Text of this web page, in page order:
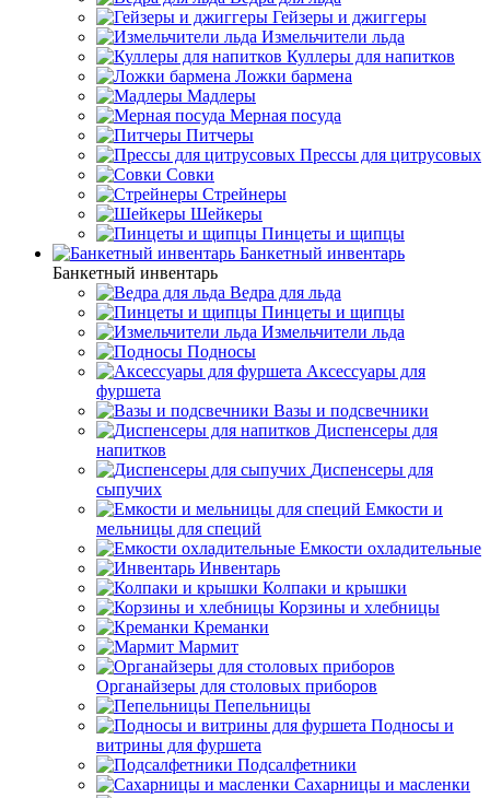
Гейзеры и джиггеры
Измельчители льда
Куллеры для напитков
Ложки бармена
Мадлеры
Мерная посуда
Питчеры
Прессы для цитрусовых
Совки
Стрейнеры
Шейкеры
Пинцеты и щипцы
Банкетный инвентарь
Банкетный инвентарь
Ведра для льда
Пинцеты и щипцы
Измельчители льда
Подносы
Аксессуары для
фуршета
Вазы и подсвечники
Диспенсеры для
напитков
Диспенсеры для
сыпучих
Емкости и
мельницы для специй
Емкости охладительные
Инвентарь
Колпаки и крышки
Корзины и хлебницы
Креманки
Мармит
Органайзеры для столовых приборов
Пепельницы
Подносы и
витрины для фуршета
Подсалфетники
Сахарницы и масленки